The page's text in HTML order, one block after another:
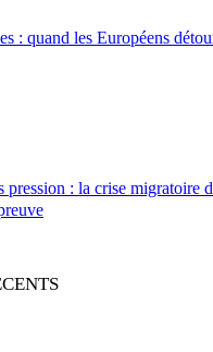
: quand les Européens
pression : la crise migratoire